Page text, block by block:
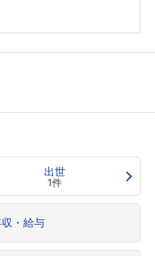
出世
1件
・給与